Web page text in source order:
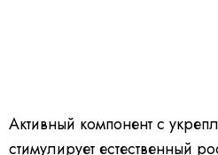
Активный компонент с
стимулирует естественный